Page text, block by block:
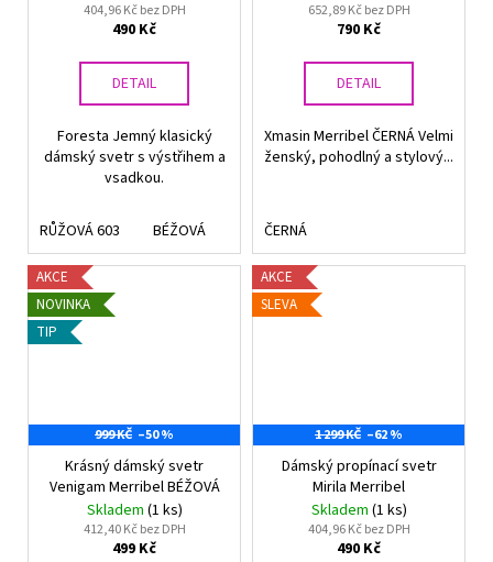
404,96 Kč bez DPH
490 Kč
DETAIL
Foresta Jemný klasický
dámský svetr s výstřihem a
vsadkou.
RŮŽOVÁ 603 BÉŽOVÁ
652,89 Kč bez DPH
790 Kč
DETAIL
Xmasin Merribel ČERNÁ Velmi
ženský, pohodlný a stylový...
ČERNÁ
AKCE
NOVINKA
TIP
999 KČ –50 %
Krásný dámský svetr
Venigam Merribel BÉŽOVÁ
Skladem (1 ks)
412,40 Kč bez DPH
499 Kč
AKCE
SLEVA
1 299 KČ –62 %
Dámský propínací svetr
Mirila Merribel
Skladem (1 ks)
404,96 Kč bez DPH
490 Kč